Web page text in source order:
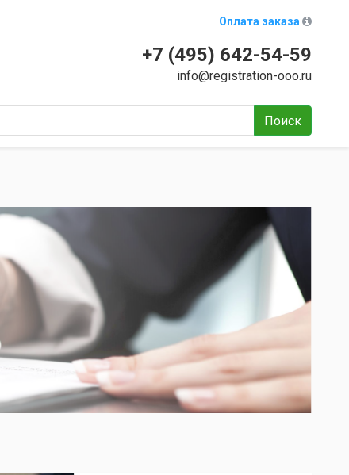
Оплата заказа
+7 (495) 642-54-59
info@registration-ooo.ru
Поиск